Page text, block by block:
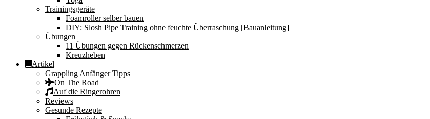
Trainingsgeräte
Foamroller selber bauen
DIY: Slosh Pipe Training ohne feuchte Überraschung [Bauanleitung]
Übungen
11 Übungen gegen Rückenschmerzen
Kreuzheben
Artikel
Grappling Anfänger Tipps
On The Road
Auf die Ringerohren
Reviews
Gesunde Rezepte